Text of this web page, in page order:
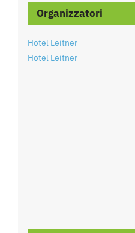
Organizzatori
Hotel Leitner
Hotel Leitner